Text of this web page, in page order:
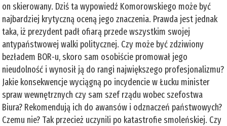
on skierowany. Dziś ta wypowiedź Komorowskiego może być
najbardziej krytyczną oceną jego znaczenia. Prawda jest jednak
taka, iż prezydent padł ofiarą przede wszystkim swojej
antypaństwowej walki politycznej. Czy może być zdziwiony
bezładem BOR-u, skoro sam osobiście promował jego
nieudolność i wynosił ją do rangi największego profesjonalizmu?
Jakie konsekwencje wyciągną po incydencie w Łucku minister
spraw wewnętrznych czy sam szef rządu wobec szefostwa
Biura? Rekomendują ich do awansów i odznaczeń państwowych?
Czemu nie? Tak przecież uczynili po katastrofie smoleńskiej. Czy